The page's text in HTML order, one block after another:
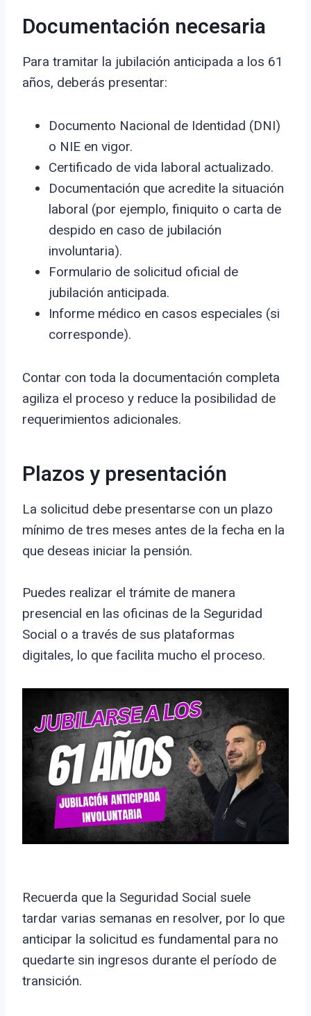
Documentación necesaria
Para tramitar la jubilación anticipada a los 61
años, deberás presentar:
Documento Nacional de Identidad (DNI)
o NIE en vigor.
Certificado de vida laboral actualizado.
Documentación que acredite la situación
laboral (por ejemplo, finiquito o carta de
despido en caso de jubilación
involuntaria).
Formulario de solicitud oficial de
jubilación anticipada.
Informe médico en casos especiales (si
corresponde).
Contar con toda la documentación completa
agiliza el proceso y reduce la posibilidad de
requerimientos adicionales.
Plazos y presentación
La solicitud debe presentarse con un plazo
mínimo de tres meses antes de la fecha en la
que deseas iniciar la pensión.
Puedes realizar el trámite de manera
presencial en las oficinas de la Seguridad
Social o a través de sus plataformas
digitales, lo que facilita mucho el proceso.
Recuerda que la Seguridad Social suele
tardar varias semanas en resolver, por lo que
anticipar la solicitud es fundamental para no
quedarte sin ingresos durante el período de
transición.